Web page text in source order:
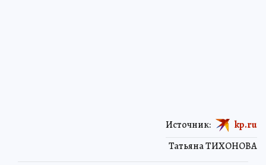
Татьяна ТИХОНОВА
Источник: kp.ru